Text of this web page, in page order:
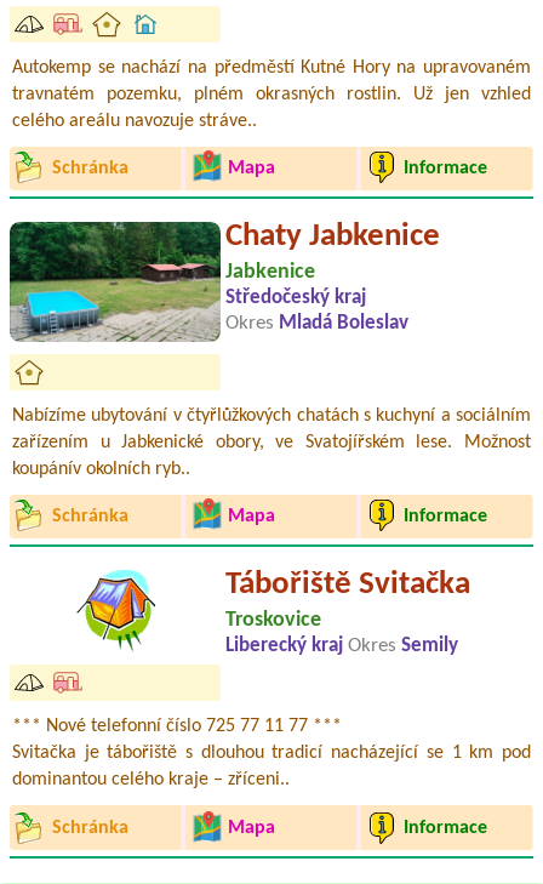
Autokemp se nachází na předměstí Kutné Hory na upravovaném
travnatém pozemku, plném okrasných rostlin. Už jen vzhled
celého areálu navozuje stráve..
Schránka Mapa Informace
Chaty Jabkenice
Jabkenice
Středočeský kraj
Okres Mladá Boleslav
Nabízíme ubytování v čtyřlůžkových chatách s kuchyní a sociálním
zařízením u Jabkenické obory, ve Svatojířském lese. Možnost
koupánív okolních ryb..
Schránka Mapa Informace
Tábořiště Svitačka
Troskovice
Liberecký kraj Okres Semily
*** Nové telefonní číslo 725 77 11 77 ***
Svitačka je tábořiště s dlouhou tradicí nacházející se 1 km pod
dominantou celého kraje – zříceni..
Schránka Mapa Informace